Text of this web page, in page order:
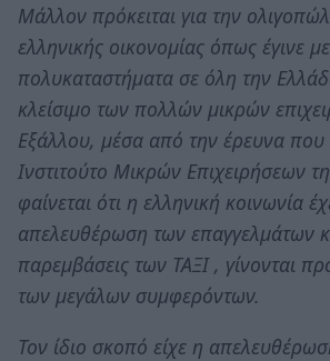
Μάλλον πρόκειται για την
ελληνικής οικονομίας όπως έγινε
πολυκαταστήματα σε όλη την
κλείσιμο των πολλών μικρών
Εξάλλου, μέσα από την έρευνα που
Ινστιτούτο Μικρών Επιχειρήσεων
φαίνεται ότι η ελληνική κοινωνία
απελευθέρωση των επαγγελμάτων
παρεμβάσεις των ΤΑΞΙ , γίνονται
των μεγάλων συμφερόντων.
Τον ίδιο σκοπό είχε η